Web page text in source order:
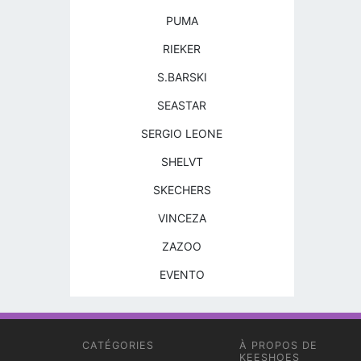
PUMA
RIEKER
S.BARSKI
SEASTAR
SERGIO LEONE
SHELVT
SKECHERS
VINCEZA
ZAZOO
EVENTO
CATÉGORIES
À PROPOS DE
KEESHOES